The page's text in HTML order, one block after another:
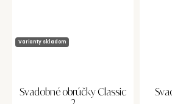
Varianty skladom
Svadobné obrúčky Classic